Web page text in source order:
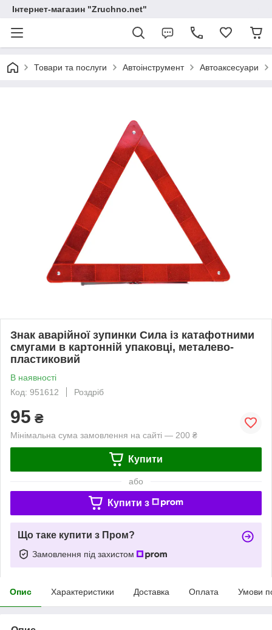
Інтернет-магазин "Zruchno.net"
Товари та послуги Автоінструмент Автоаксесуари
Знак аварійної зупинки Сила із катафотними
смугами в картонній упаковці, металево-
пластиковий
В наявності
Код: 951612
Роздріб
95 ₴
Мінімальна сума замовлення на сайті — 200 ₴
Купити
або
Купити з
Що таке купити з Пром?
Замовлення під захистом
Опис Характеристики Доставка Оплата Умови